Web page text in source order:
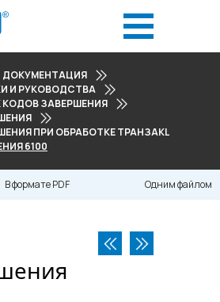
ДОКУМЕНТАЦИЯ
И РУКОВОДСТВА
ЗАВЕРШЕНИЯ
ПРИ ОБРАБОТКЕ ТРАНЗАКЦИЙ
6100
В формате PDF Одним файлом